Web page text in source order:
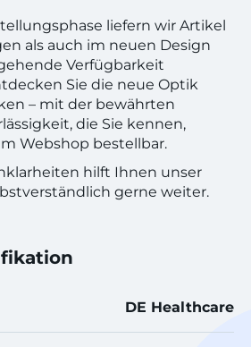
liefern wir Artikel
als auch im neuen Design
Verfügbarkeit
Sie die neue Optik
– mit der bewährten
die Sie kennen,
Webshop bestellbar.
hilft Ihnen unser
gerne weiter.
DE Healthcare